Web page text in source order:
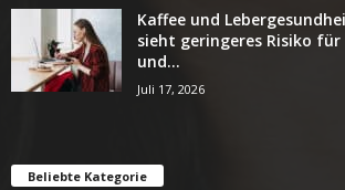
Kaffee und
sieht geringeres Risiko für
und...
Juli 17, 2026
Beliebte Kategorie